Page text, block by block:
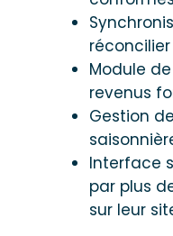
Module
revenus
Gestion
Interface
par plus
sur leur